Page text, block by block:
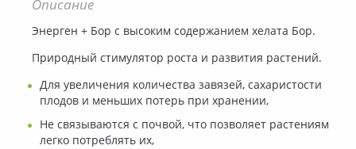
Описание
Энерген + Бор с высоким содержанием хелата Бор.
Природный стимулятор роста и развития растений.
Для увеличения количества завязей, сахаристости
плодов и меньших потерь при хранении,
Не связываются с почвой, что позволяет растениям
легко потреблять их,